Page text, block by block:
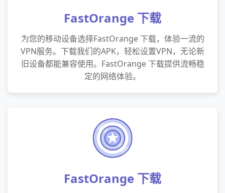
FastOrange 下载
为您的移动设备选择FastOrange 下载，体验一流的
VPN服务。下载我们的APK，轻松设置VPN，无论新
旧设备都能兼容使用。FastOrange 下载提供流畅稳
定的网络体验。
FastOrange 下载